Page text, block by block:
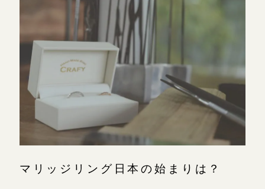
結婚指輪
お客様の声
マリッジリング日本の始まりは？
京都店 来店ご予約
広島店 来店ご予約
オーダーメイド ご予約